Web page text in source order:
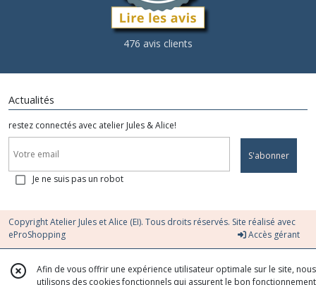
476 avis clients
Actualités
restez connectés avec atelier Jules & Alice!
S'abonner
Je ne suis pas un robot
Copyright Atelier Jules et Alice (EI). Tous droits réservés. Site réalisé avec
eProShopping
Accès gérant
Afin de vous offrir une expérience utilisateur optimale sur le site, nous
utilisons des cookies fonctionnels qui assurent le bon fonctionnement